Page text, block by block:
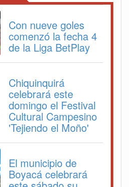
Con nueve goles
comenzó la fecha 4
de la Liga BetPlay
Chiquinquirá
celebrará este
domingo el Festival
Cultural Campesino
'Tejiendo el Moño'
El municipio de
Boyacá celebrará